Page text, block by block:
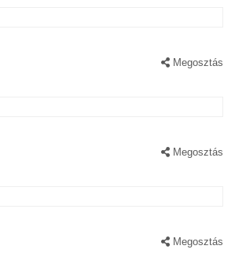
Megosztás
Megosztás
Megosztás